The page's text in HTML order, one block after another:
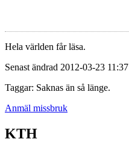
Hela världen får läsa.
Senast ändrad 2012-03-23 11:37
Taggar: Saknas än så länge.
Anmäl missbruk
KTH